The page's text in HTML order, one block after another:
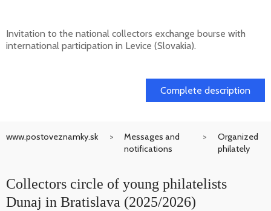
Invitation to the national collectors exchange bourse with
international participation in Levice (Slovakia).
Complete description
www.postoveznamky.sk
Messages and
notifications
Organized
philately
Collectors circle of young philatelists
Dunaj in Bratislava (2025/2026)